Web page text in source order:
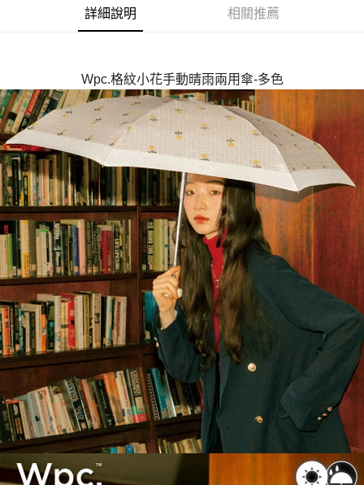
【大哥付你分期使用說明】
1.本服務由台灣大哥大提供，台灣大哥大用戶可立即使用無須另外申請。
3.實際核准額度、可分期數及費用金額請依後續交易確認頁面所載為準。
4.訂單成立30分鐘內，如未前往確認交易或遇審核未通過，訂單將自動取
消。如遇「轉專審核」未通過狀況，表示未達大哥付你分期系統評分，恕無
法說明評估內容。
【繳款方式說明】
1.分期款項不併入電信帳單，「大哥付你分期」於每月結算日後寄送繳費提
醒簡訊。
2.透過簡訊連結打開帳單後，可選擇「超商條碼／台灣大直營門市／銀行轉
帳／街口支付／iPASS MONEY」等通路繳費。
【注意事項】
1.本服務係由「台灣大哥大股份有限公司」（以下簡稱本公司）所提供，讓
用戶於交易時，得透過本服務購買商品或服務，並由商店將買賣／分期付款
買賣價金債權讓與本公司後，依約使用本公司帳單繳交帳款。
2.基於同意付款使用「大哥付你分期」之契約關係目的，商店將以您的個人
資料（包含姓名、電話或地址）提供予台灣大哥大進項蒐集、處理及利用，
由本公司與您本人進行分期帳單所需資料之確認、核對及更正。
3.完整用戶服務條款，請詳閱以下連結：https://oppay.tw/userRule
AFTEE先享後付
AFTEE先享後付是「在收到商品之後才付款」的支付方式。 讓您購物簡單
１．簡單：不需註冊會員、不需綁卡、不需儲值。
２．便利：只要手機號碼，簡訊認證，即可結帳。
３．安心：先確認商品／服務後，再付款。
【「AFTEE先享後付」結帳流程】
１．於結帳方式選擇「AFTEE先享後付」後，將跳轉至「AFTEE先享後付」
結帳頁面，進行簡訊認證並確認金額後，即可完成結帳。
２．訂單成立數日內，您將收到繳費通知簡訊。
３．收到繳費通知簡訊後14天內，點擊此簡訊中的連結，可透過四大超商／
ATM／網路銀行／等多元方式進行付款，方視為交易完成。
※ 請注意：結帳手續完成當下不需立刻繳費，但若您需要取消訂單，請聯絡
購買商品的店家。未經商家同意取消之訂單仍視為有效，需透過AFTEE先享
後付繳納相關費用。
※ 交易是否成功請以「AFTEE先享後付 」之結帳頁面顯示為準，若有關於
是否繳費成功／繳費後需取消欲退款等相關疑問，請聯繫「AFTEE先享後付
客戶支援中心」https://netprotections.freshdesk.com/support/home
【注意事項】
１．透過由恩沛科技股份有限公司提供之「AFTEE先享後付」服務完成之交
易，需依本服務之必要範圍內提供個人資料，並將交易相關給付款項請求債
權轉讓予恩沛科技股份有限公司。
２．關於個人資料處理事宜，請瀏覽以下網址：
https://aftee.tw/terms/#terms3
３．未成年的使用者請事先徵得法定代理人或監護人之同意方可使用
「AFTEE先享後付」，若未經同意申辦者引起之損失，本公司不負相關責
任。
４．使用「AFTEE先享後付」時，將依據個別帳號之用戶狀況，依本公司即
運送方式
付款後全家取貨
每筆NT$70，滿NT$899(含以上)免運費
付款後7-11取貨
每筆NT$70，滿NT$899(含以上)免運費
宅配
每筆NT$100，滿NT$1,000(含以上)免運費
京站台北店客服中心(1F星巴克旁) 即日起不提供京站紙袋，取件時
請自備購物袋，若需購買紙袋可現場詢問
免運費
詳細說明 相關推薦
Wpc.格紋小花手動晴雨兩用傘-多色